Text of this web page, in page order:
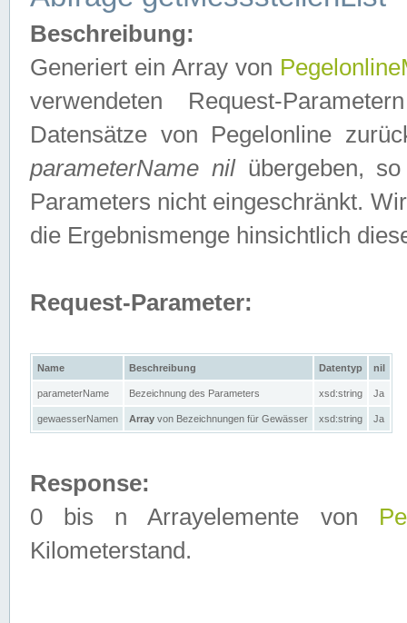
Beschreibung:
Generiert ein Array von
verwendeten Request-
Datensätze von Pegelonline
parameterName nilübergeben, so
Parameters nicht eingeschränkt.
die Ergebnismenge hinsichtlich
Request-Parameter:
Name Beschreibung Datentyp nil
parameterName Bezeichnung des Parameters xsd:string Ja
gewaesserNamen Array von Bezeichnungen für Gewässer xsd:string Ja
Response:
0 bis n Arrayelemente von
Kilometerstand.